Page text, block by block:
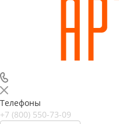
Телефоны
+7 (800) 550-73-09